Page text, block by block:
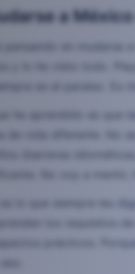
a
he aprendido es que
de vida diferente. No
(barreras
No voy a
prácticos.